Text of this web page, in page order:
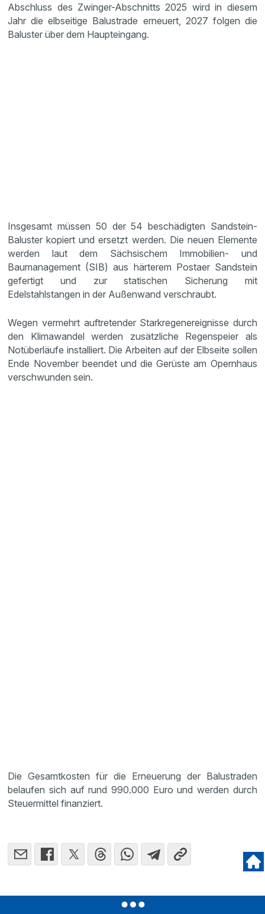
Abschluss des Zwinger-Abschnitts 2025 wird in diesem
Jahr die elbseitige Balustrade erneuert, 2027 folgen die
Baluster über dem Haupteingang.
Insgesamt müssen 50 der 54 beschädigten Sandstein-
Baluster kopiert und ersetzt werden. Die neuen Elemente
werden laut dem Sächsischem Immobilien- und
Baumanagement (SIB) aus härterem Postaer Sandstein
gefertigt und zur statischen Sicherung mit
Edelstahlstangen in der Außenwand verschraubt.
Wegen vermehrt auftretender Starkregenereignisse durch
den Klimawandel werden zusätzliche Regenspeier als
Notüberläufe installiert. Die Arbeiten auf der Elbseite sollen
Ende November beendet und die Gerüste am Opernhaus
verschwunden sein.
Die Gesamtkosten für die Erneuerung der Balustraden
belaufen sich auf rund 990.000 Euro und werden durch
Steuermittel finanziert.